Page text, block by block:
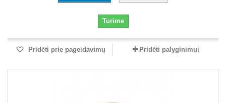
Turime
Pridėti prie pageidavimų Pridėti palyginimui